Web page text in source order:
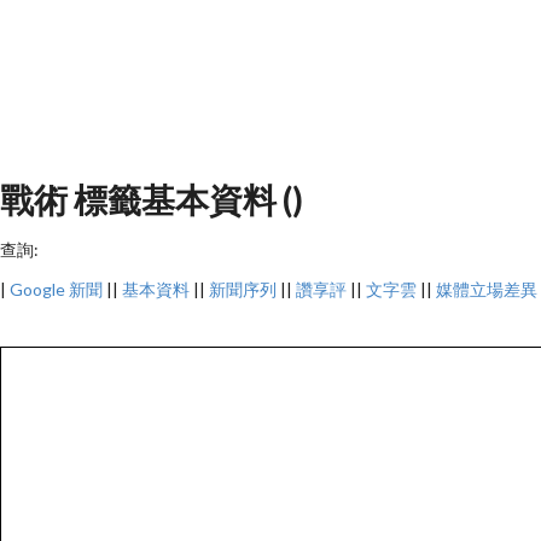
戰術 標籤基本資料 ()
查詢:
| Google 新聞 || 基本資料 || 新聞序列 || 讚享評 || 文字雲 || 媒體立場差異